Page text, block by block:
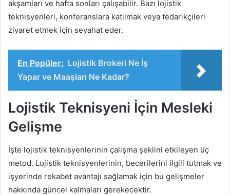
akşamları ve hafta sonları çalışabilir. Bazı lojistik
teknisyenleri, konferanslara katılmak veya tedarikçileri
ziyaret etmek için seyahat eder.
En Popüler: Lojistik Brokeri Ne İş
Yapar ve Maaşları Ne Kadar?
Lojistik Teknisyeni İçin Mesleki
Gelişme
İşte lojistik teknisyenlerinin çalışma şeklini etkileyen üç
metod. Lojistik teknisyenlerinin, becerilerini ilgili tutmak ve
işyerinde rekabet avantajı sağlamak için bu gelişmeler
hakkında güncel kalmaları gerekecektir.